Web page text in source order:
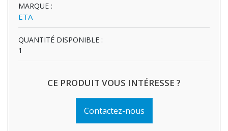
MARQUE :
ETA
QUANTITÉ DISPONIBLE :
1
CE PRODUIT VOUS INTÉRESSE ?
Contactez-nous